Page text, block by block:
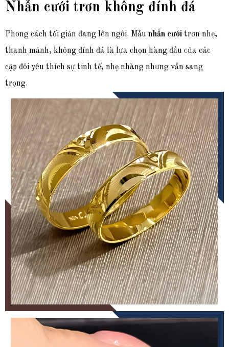
Nhẫn cưới trơn không đính đá
Phong cách tối giản đang lên ngôi. Mẫu nhẫn cưới trơn nhẹ,
thanh mảnh, không đính đá là lựa chọn hàng đầu của các
cặp đôi yêu thích sự tinh tế, nhẹ nhàng nhưng vẫn sang
trọng.